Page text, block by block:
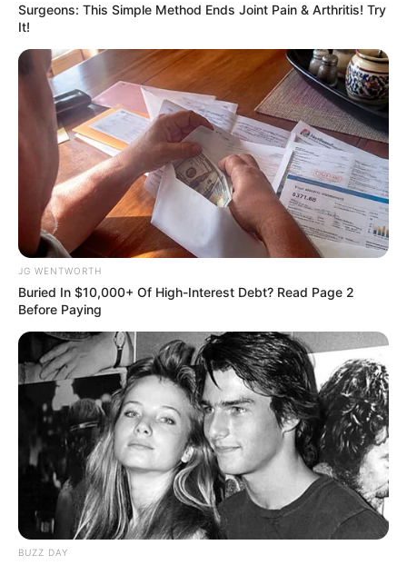
8. ต้นไม้การปลูกต้นไม้ในบริเวณบ้านจะช่วยเสริมความ
อุดมสมบูรณ์ความร่มเย็นเป็นสุข เสริมพลังชีวิต แก้ไขจิต
วิญญาณที่ขาดพลัง แก้ไขความไม่สมดุลกลมกลืนและ
ความ อับเฉาแห้งแล้ง
Surgeons: This Simple Method Ends Joint Pain & Arthritis! Try
It!
JG WENTWORTH
Buried In $10,000+ Of High-Interest Debt? Read Page 2
Before Paying
BUZZ DAY